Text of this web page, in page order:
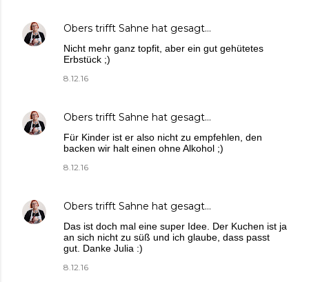
Obers trifft Sahne hat gesagt…
Nicht mehr ganz topfit, aber ein gut gehütetes
Erbstück ;)
8.12.16
Obers trifft Sahne hat gesagt…
Für Kinder ist er also nicht zu empfehlen, den
backen wir halt einen ohne Alkohol ;)
8.12.16
Obers trifft Sahne hat gesagt…
Das ist doch mal eine super Idee. Der Kuchen ist ja
an sich nicht zu süß und ich glaube, dass passt
gut. Danke Julia :)
8.12.16